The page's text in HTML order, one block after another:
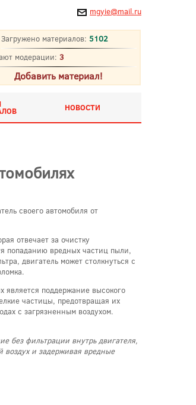
mgyie@mail.ru
Загружено материалов: 5102
модерации: 3
Добавить материал!
НОВОСТИ
своего автомобиля от
отвечает за очистку
попаданию вредных частиц пыли,
двигатель может столкнуться с
является поддержание высокого
частицы, предотвращая их
с загрязненным воздухом.
без фильтрации внутрь двигателя,
воздух и задерживая вредные